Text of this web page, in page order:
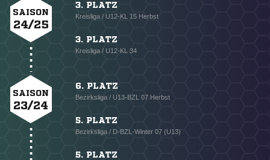
SAISON
24/25
3. PLATZ
Kreisliga / U12-KL 15 Herbst
3. PLATZ
Kreisliga / U12-KL 34
SAISON
23/24
6. PLATZ
Bezirksliga / U13-BZL 07 Herbst
5. PLATZ
Bezirksliga / D-BZL-Winter 07 (U13)
5. PLATZ